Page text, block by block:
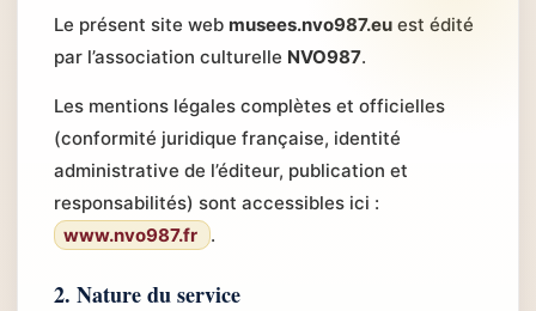
Le présent site web musees.nvo987.eu est édité
par l’association culturelle NVO987.
Les mentions légales complètes et officielles
(conformité juridique française, identité
administrative de l’éditeur, publication et
responsabilités) sont accessibles ici :
www.nvo987.fr
.
2. Nature du service